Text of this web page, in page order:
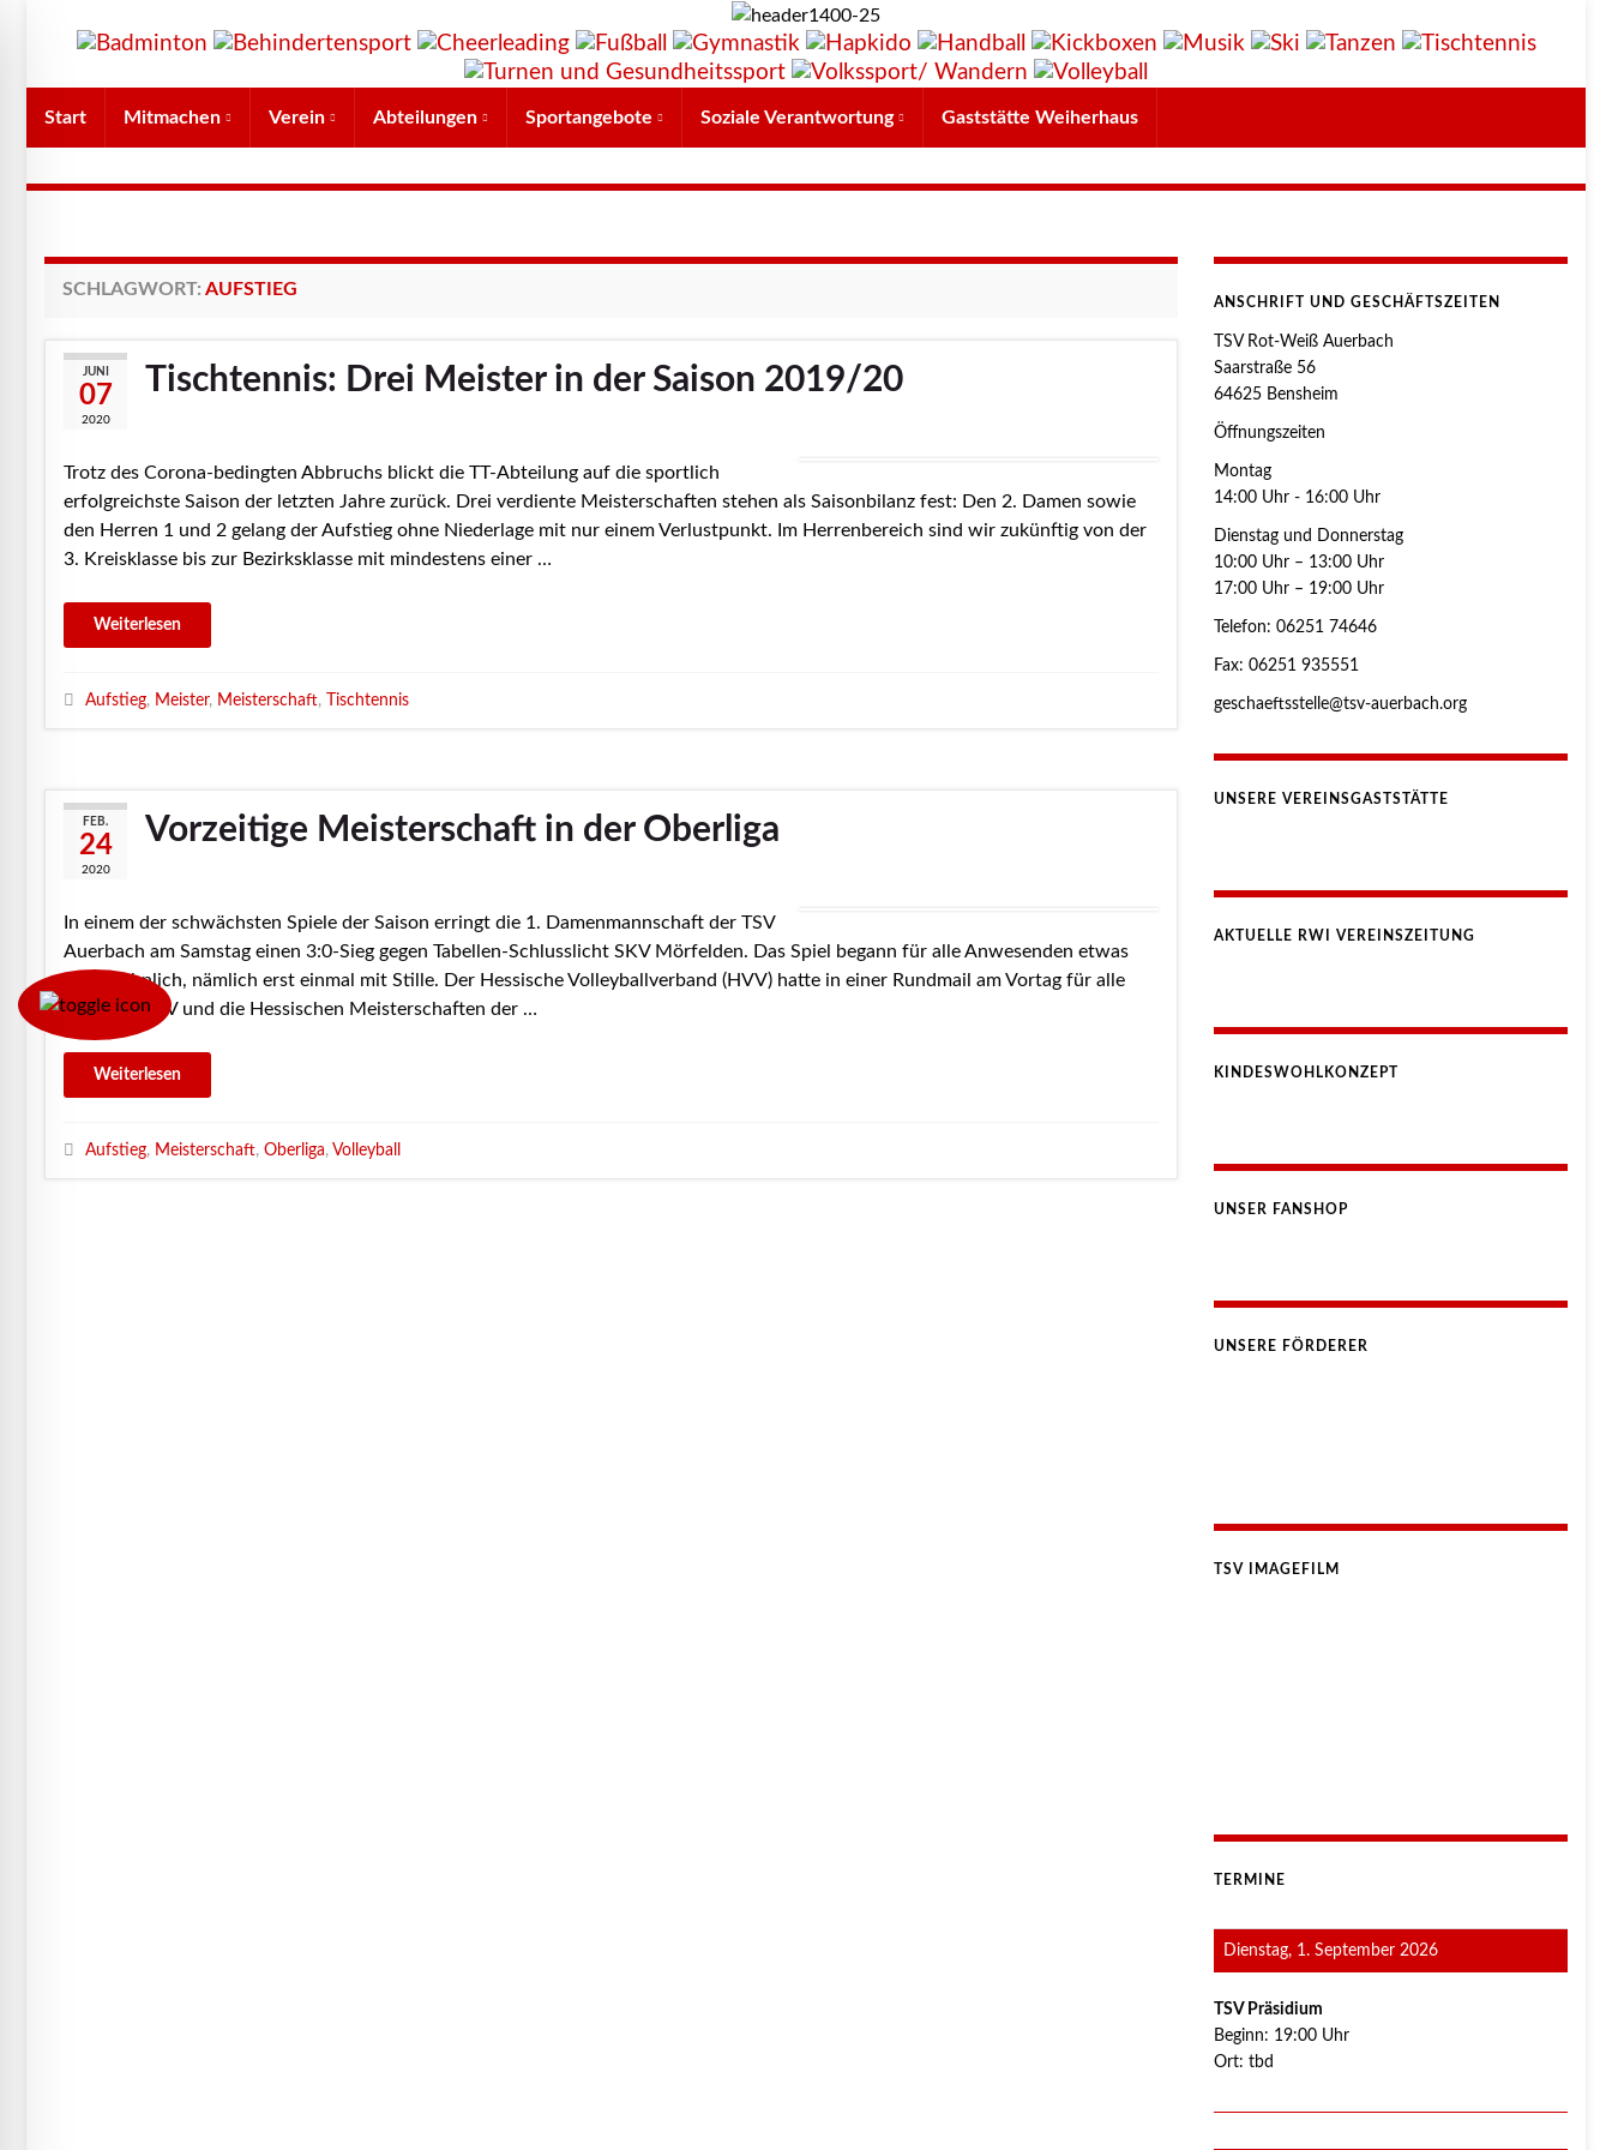
Start Mitmachen Verein Abteilungen Sportangebote Soziale Verantwortung Gaststätte Weiherhaus
SCHLAGWORT: AUFSTIEG
JUNI
07
2020
Tischtennis: Drei Meister in der Saison 2019/20
Trotz des Corona-bedingten Abbruchs blickt die TT-Abteilung auf die sportlich
erfolgreichste Saison der letzten Jahre zurück. Drei verdiente Meisterschaften stehen als Saisonbilanz fest: Den 2. Damen sowie
den Herren 1 und 2 gelang der Aufstieg ohne Niederlage mit nur einem Verlustpunkt. Im Herrenbereich sind wir zukünftig von der
3. Kreisklasse bis zur Bezirksklasse mit mindestens einer …
Aufstieg, Meister, Meisterschaft, Tischtennis
FEB.
24
2020
Vorzeitige Meisterschaft in der Oberliga
In einem der schwächsten Spiele der Saison erringt die 1. Damenmannschaft der TSV
Auerbach am Samstag einen 3:0-Sieg gegen Tabellen-Schlusslicht SKV Mörfelden. Das Spiel begann für alle Anwesenden etwas
ungewöhnlich, nämlich erst einmal mit Stille. Der Hessische Volleyballverband (HVV) hatte in einer Rundmail am Vortag für alle
Ligen im HVV und die Hessischen Meisterschaften der …
Aufstieg, Meisterschaft, Oberliga, Volleyball
ANSCHRIFT UND GESCHÄFTSZEITEN
TSV Rot-Weiß Auerbach
Saarstraße 56
64625 Bensheim
Öffnungszeiten
Montag
14:00 Uhr - 16:00 Uhr
Dienstag und Donnerstag
10:00 Uhr – 13:00 Uhr
17:00 Uhr – 19:00 Uhr
Telefon: 06251 74646
Fax: 06251 935551
geschaeftsstelle@tsv-auerbach.org
UNSERE VEREINSGASTSTÄTTE
AKTUELLE RWI VEREINSZEITUNG
KINDESWOHLKONZEPT
UNSER FANSHOP
UNSERE FÖRDERER
TSV IMAGEFILM
TERMINE
Dienstag, 1. September 2026
TSV Präsidium
Beginn: 19:00 Uhr
Ort: tbd